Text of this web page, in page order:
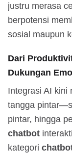
justru merasa
berpotensi
sosial maupun
Dari
Dukungan
Integrasi AI kini
tangga
pintar, hingga
chatbot
kategori